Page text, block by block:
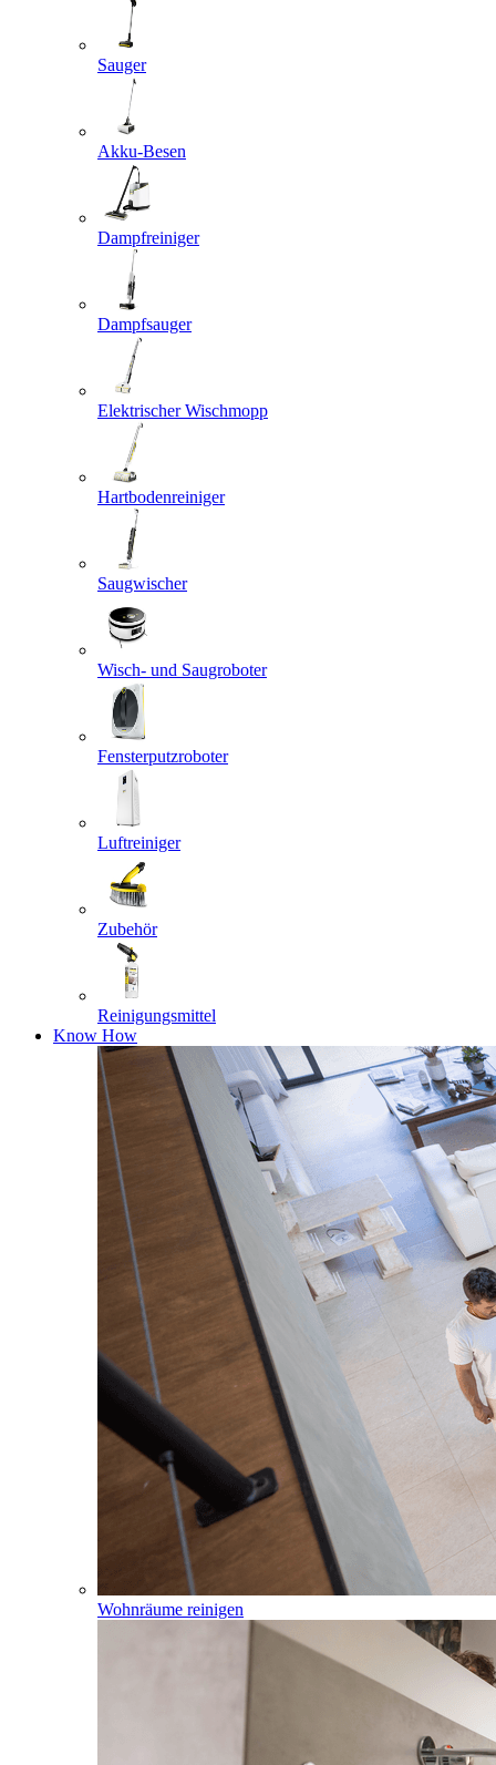
Sauger
Akku-Besen
Dampfreiniger
Dampfsauger
Elektrischer Wischmopp
Hartbodenreiniger
Saugwischer
Wisch- und Saugroboter
Fensterputzroboter
Luftreiniger
Zubehör
Reinigungsmittel
Know How
Wohnräume reinigen